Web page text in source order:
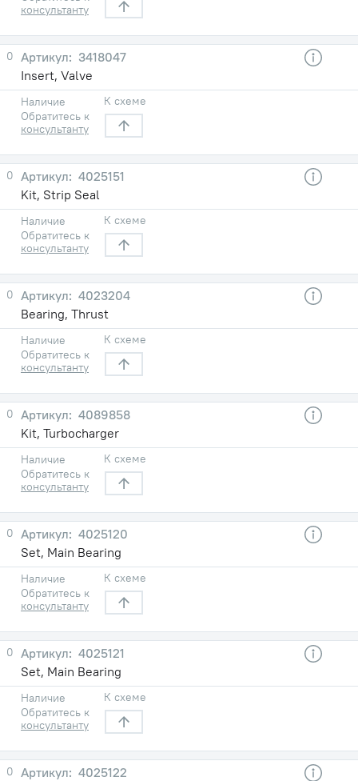
консультанту
0
3418047
Insert, Valve
Наличие
Обратитесь к
консультанту
К схеме
0
4025151
Kit, Strip Seal
Наличие
Обратитесь к
консультанту
К схеме
0
4023204
Bearing, Thrust
Наличие
Обратитесь к
консультанту
К схеме
0
4089858
Kit, Turbocharger
Наличие
Обратитесь к
консультанту
К схеме
0
4025120
Set, Main Bearing
Наличие
Обратитесь к
консультанту
К схеме
0
4025121
Set, Main Bearing
Наличие
Обратитесь к
консультанту
К схеме
0
4025122